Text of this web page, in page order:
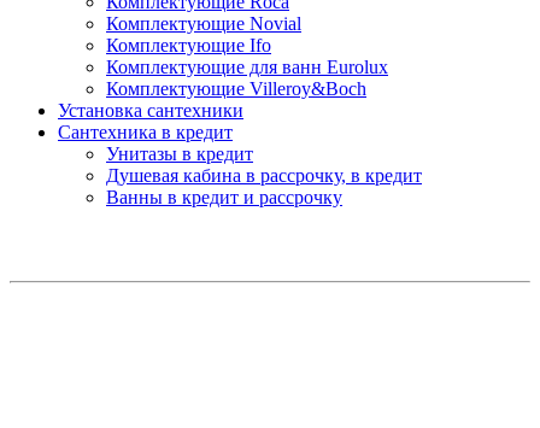
Комплектующие Novial
Комплектующие Ifo
Комплектующие для ванн Eurolux
Комплектующие Villeroy&Boch
Установка сантехники
Сантехника в кредит
Унитазы в кредит
Душевая кабина в рассрочку, в кредит
Ванны в кредит и рассрочку